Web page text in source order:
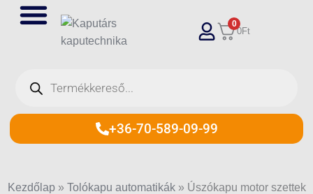
Skip
0
0Ft
+36-70-589-09-99
Kezdőlap » Tolókapu automatikák » Úszókapu motor szettek